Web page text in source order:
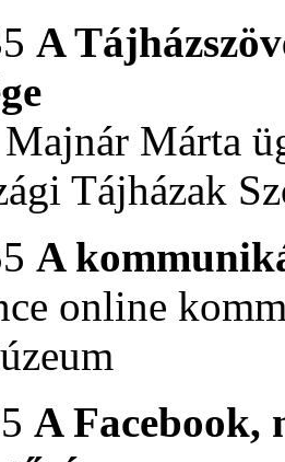
A
Majnár Márta
Tájházak
A
online
A Facebook,